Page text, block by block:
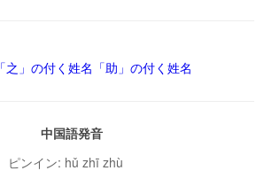
「之」の付く姓名 「助」の付く姓名
中国語発音
ピンイン: hǔ zhī zhù